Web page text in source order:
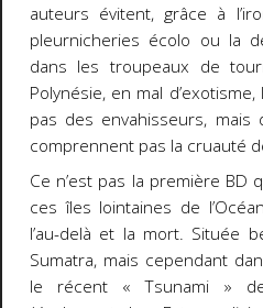
auteurs évitent, grâce à
pleurnicheries écolo ou la
dans les troupeaux de
Polynésie, en mal
pas des envahisseurs,
comprennent pas la cruauté
Ce n’est pas la première BD
ces îles lointaines de
l’au-delà et la mort. Située
Sumatra, mais cependant
le récent « Tsunami »